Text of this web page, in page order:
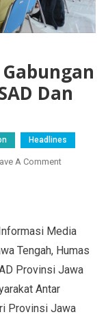
Dan
Headlines
A Comment
Media
Tengah, Humas
Provinsi Jawa
Antar
Provinsi Jawa